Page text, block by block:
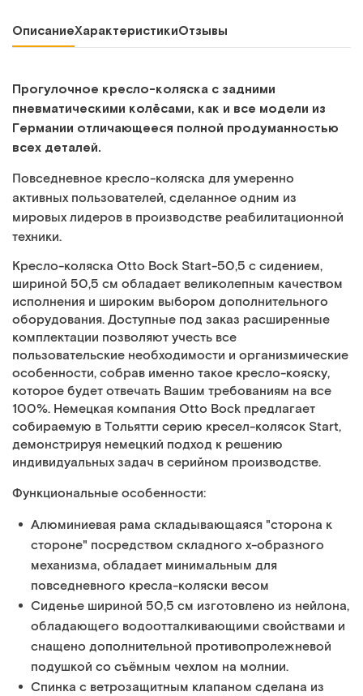
ОписаниеХарактеристикиОтзывы
Прогулочное кресло-коляска с задними
пневматическими колёсами, как и все модели из
Германии отличающееся полной продуманностью
всех деталей.
Повседневное кресло-коляска для умеренно
активных пользователей, сделанное одним из
мировых лидеров в производстве реабилитационной
техники.
Кресло-коляска Otto Bock Start-50,5 c сидением,
шириной 50,5 см обладает великолепным качеством
исполнения и широким выбором дополнительного
оборудования. Доступные под заказ расширенные
комплектации позволяют учесть все
пользовательские необходимости и организмические
особенности, собрав именно такое кресло-кояску,
которое будет отвечать Вашим требованиям на все
100%. Немецкая компания Otto Bock предлагает
собираемую в Тольятти серию кресел-колясок Start,
демонстрируя немецкий подход к решению
индивидуальных задач в серийном производстве.
Функциональные особенности:
Алюминиевая рама складывающаяся "сторона к
стороне" посредством складного х-образного
механизма, обладает минимальным для
повседневного кресла-коляски весом
Сиденье шириной 50,5 см изготовленo из нейлона,
обладающего водоотталкивающими свойствами и
снащено дополнительной противопролежневой
подушкой со съёмным чехлом на молнии.
Спинка с ветрозащитным клапаном сделана из